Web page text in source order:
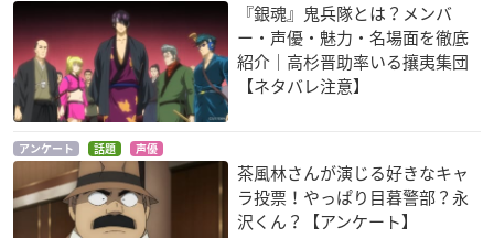
『銀魂』鬼兵隊とは？メンバ
ー・声優・魅力・名場面を徹底
紹介｜高杉晋助率いる攘夷集団
【ネタバレ注意】
アンケート 話題 声優
茶風林さんが演じる好きなキャ
ラ投票！やっぱり目暮警部？永
沢くん？【アンケート】